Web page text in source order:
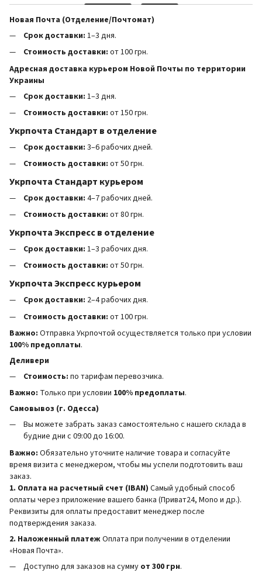
Новая Почта (Отделение/Почтомат)
Срок доставки: 1–3 дня.
Стоимость доставки: от 100 грн.
Адресная доставка курьером Новой Почты по территории
Украины
Срок доставки: 1–3 дня.
Стоимость доставки: от 150 грн.
Укрпочта Стандарт в отделение
Срок доставки: 3–6 рабочих дней.
Стоимость доставки: от 50 грн.
Укрпочта Стандарт курьером
Срок доставки: 4–7 рабочих дней.
Стоимость доставки: от 80 грн.
Укрпочта Экспресс в отделение
Срок доставки: 1–3 рабочих дня.
Стоимость доставки: от 50 грн.
Укрпочта Экспресс курьером
Срок доставки: 2–4 рабочих дня.
Стоимость доставки: от 100 грн.
Важно: Отправка Укрпочтой осуществляется только при условии
100% предоплаты.
Деливери
Стоимость: по тарифам перевозчика.
Важно: Только при условии 100% предоплаты.
Самовывоз (г. Одесса)
Вы можете забрать заказ самостоятельно с нашего склада в
будние дни с 09:00 до 16:00.
Важно: Обязательно уточните наличие товара и согласуйте
время визита с менеджером, чтобы мы успели подготовить ваш
заказ.
1. Оплата на расчетный счет (IBAN) Самый удобный способ
оплаты через приложение вашего банка (Приват24, Mono и др.).
Реквизиты для оплаты предоставит менеджер после
подтверждения заказа.
2. Наложенный платежОплата при получении в отделении
«Новая Почта».
Доступно для заказов на сумму от 300 грн.